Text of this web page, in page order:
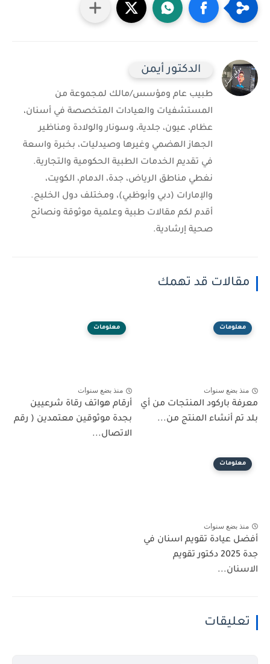
الدكتور أيمن
طبيب عام ومؤسس/مالك لمجموعة من
المستشفيات والعيادات المتخصصة في أسنان،
عظام، عيون، جلدية، وسونار والولادة ومناظير
الجهاز الهضمي وغيرها وصيدليات، بخبرة واسعة
في تقديم الخدمات الطبية الحكومية والتجارية.
نغطي مناطق الرياض، جدة، الدمام، الكويت،
والإمارات (دبي وأبوظبي)، ومختلف دول الخليج.
أقدم لكم مقالات طبية وعلمية موثوقة ونصائح
صحية إرشادية.
مقالات قد تهمك
معلومات
منذ بضع سنوات
معرفة باركود المنتجات من أي
بلد تم أنشاء المنتج من...
معلومات
منذ بضع سنوات
أرقام هواتف رقاة شرعيين
بجدة موثوقين معتمدين ( رقم
الاتصال...
معلومات
منذ بضع سنوات
أفضل عيادة تقويم اسنان في
جدة 2025 دكتور تقويم
الاسنان...
تعليقات